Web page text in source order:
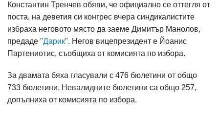
Константин Тренчев обяви, че официално се оттегля от
поста, на деветия си конгрес вчера синдикалистите
избраха неговото място да заеме Димитър Манолов,
предаде "Дарик". Негов вицепрезидент е Йоанис
Партениотис, съобщиха от комисията по избора.
За двамата бяха гласували с 476 бюлетини от общо
733 бюлетини. Невалидните бюлетини са общо 257,
допълниха от комисията по избора.